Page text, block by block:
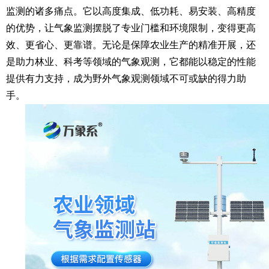
监测的诸多痛点。它以高度集成、低功耗、易安装、高精度
的优势，让气象监测摆脱了专业门槛和环境限制，变得更高
效、更省心、更靠谱。无论是保障农业生产的精准开展，还
是助力林业、科考等领域的气象观测，它都能以稳定的性能
提供有力支持，成为野外气象观测领域不可或缺的得力助
手。